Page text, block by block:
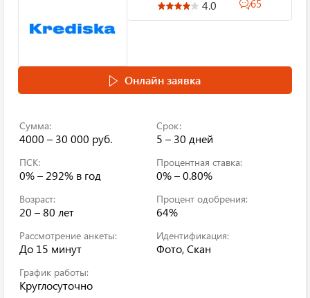
4.0 65
Онлайн заявка
Сумма:
4000 – 30 000 руб.
Срок:
5 – 30 дней
ПСК:
0% – 292% в год
Процентная ставка:
0% – 0.80%
Возраст:
20 – 80 лет
Процент одобрения:
64%
Рассмотрение анкеты:
До 15 минут
Идентификация:
Фото, Скан
График работы:
Круглосуточно